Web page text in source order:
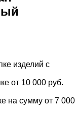
изделий с
от 10 000 руб.
на сумму от 7 000